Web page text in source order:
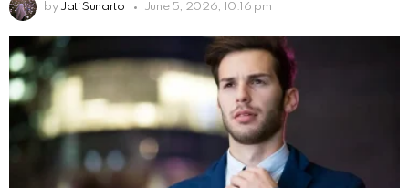
by Jati Sunarto June 5, 2026, 10:16 pm